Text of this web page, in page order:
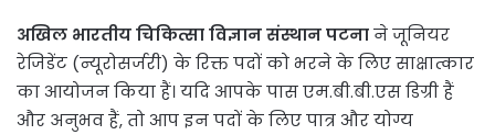
अखिल भारतीय चिकित्सा विज्ञान संस्थान पटनाने जूनियर
रेजिडेंट (न्यूरोसर्जरी) के रिक्त पदों को भरने के लिए साक्षात्कार
का आयोजन किया हैं। यदि आपके पास एम.बी.बी.एस डिग्री हैं
और अनुभव हैं, तो आप इन पदों के लिए पात्र और योग्य